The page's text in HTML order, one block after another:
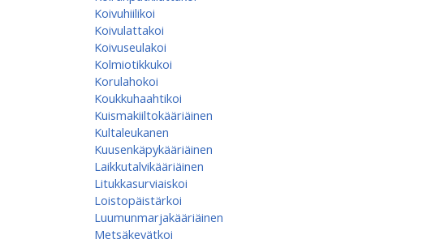
Koivuhiilikoi
Koivulattakoi
Koivuseulakoi
Kolmiotikkukoi
Korulahokoi
Koukkuhaahtikoi
Kuismakiiltokääriäinen
Kultaleukanen
Kuusenkäpykääriäinen
Laikkutalvikääriäinen
Litukkasurviaiskoi
Loistopäistärkoi
Luumunmarjakääriäinen
Metsäkevätkoi